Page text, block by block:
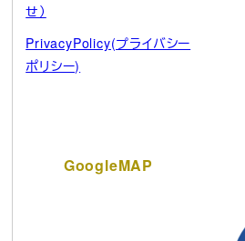
せ）
PrivacyPolicy(プライバシー
ポリシー)
GoogleMAP